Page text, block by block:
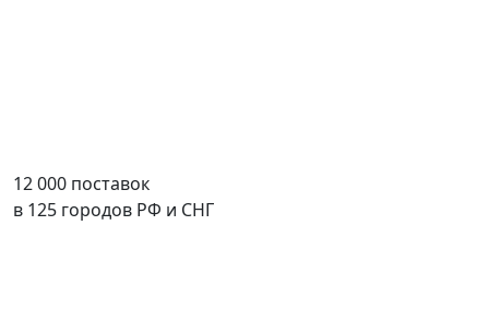
12 000 поставок
в 125 городов РФ и СНГ